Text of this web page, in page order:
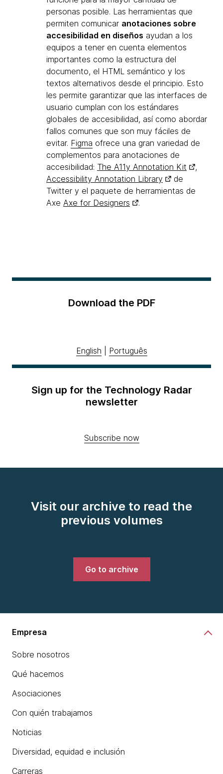
personas posible. Las herramientas que
permiten comunicar anotaciones sobre
accesibilidad en diseños ayudan a los
equipos a tener en cuenta elementos
importantes como la estructura del
documento, el HTML semántico y los
textos alternativos desde el principio. Esto
les permite garantizar que las interfaces de
usuario cumplan con los estándares
globales de accesibilidad, así como abordar
fallos comunes que son muy fáciles de
evitar. Figma ofrece una gran variedad de
complementos para anotaciones de
accesibilidad: The A11y Annotation Kit
,
Accessibility Annotation Library
de
Twitter y el paquete de herramientas de
Axe Axe for Designers .
Download the PDF
English Português
Sign up for the Technology Radar
newsletter
Subscribe now
Visit our archive to read the
previous volumes
Go to archive
Empresa
Sobre nosotros
Qué hacemos
Asociaciones
Con quién trabajamos
Noticias
Diversidad, equidad e inclusión
Carreras